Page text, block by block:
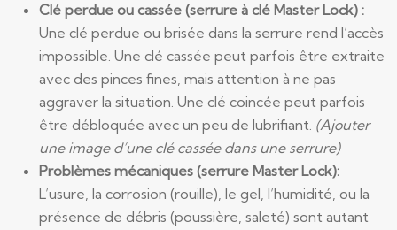
Clé perdue ou cassée (serrure à clé Master Lock) :
Une clé perdue ou brisée dans la serrure rend l’accès
impossible. Une clé cassée peut parfois être extraite
avec des pinces fines, mais attention à ne pas
aggraver la situation. Une clé coincée peut parfois
être débloquée avec un peu de lubrifiant. (Ajouter
une image d’une clé cassée dans une serrure)
Problèmes mécaniques (serrure Master Lock):
L’usure, la corrosion (rouille), le gel, l’humidité, ou la
présence de débris (poussière, saleté) sont autant